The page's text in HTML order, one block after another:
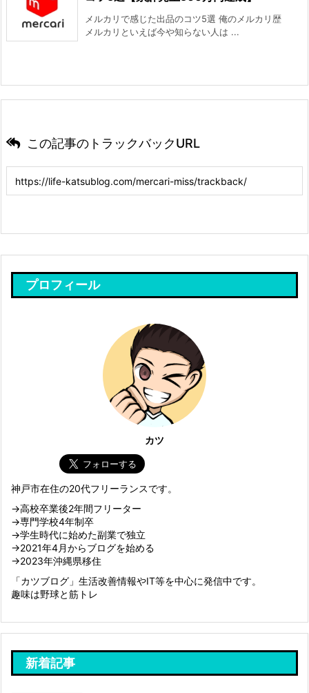
メルカリで感じた出品のコツ5選 俺のメルカリ歴
メルカリといえば今や知らない人は ...
この記事のトラックバックURL
プロフィール
カツ
神戸市在住の20代フリーランスです。
→高校卒業後2年間フリーター
→専門学校4年制卒
→学生時代に始めた副業で独立
→2021年4月からブログを始める
→2023年沖縄県移住
「カツブログ」生活改善情報やIT等を中心に発信中です。
趣味は野球と筋トレ
新着記事